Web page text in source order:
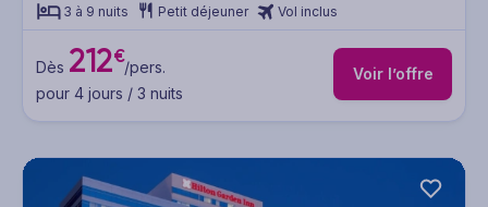
3 à 9 nuits Petit déjeuner Vol inclus
Dès 212€/pers.
pour 4 jours / 3 nuits
Voir l’offre